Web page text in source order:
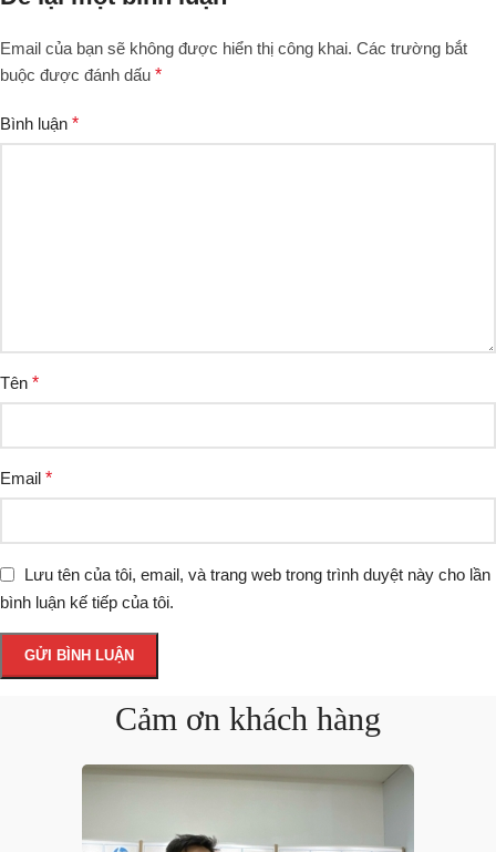
Email của bạn sẽ không được hiển thị công khai. Các trường bắt
buộc được đánh dấu *
Bình luận *
Tên *
Email *
Lưu tên của tôi, email, và trang web trong trình duyệt này cho lần
bình luận kế tiếp của tôi.
Cảm ơn khách hàng